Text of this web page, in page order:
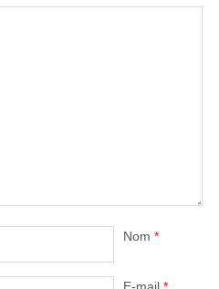
Nom *
E-mail *